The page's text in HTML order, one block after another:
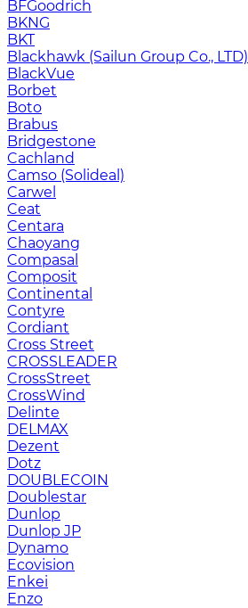
BFGoodrich
BKNG
BKT
Blackhawk (Sailun Group Co., LTD)
BlackVue
Borbet
Boto
Brabus
Bridgestone
Cachland
Camso (Solideal)
Carwel
Ceat
Centara
Chaoyang
Compasal
Composit
Continental
Contyre
Cordiant
Cross Street
CROSSLEADER
CrossStreet
CrossWind
Delinte
DELMAX
Dezent
Dotz
DOUBLECOIN
Doublestar
Dunlop
Dunlop JP
Dynamo
Ecovision
Enkei
Enzo